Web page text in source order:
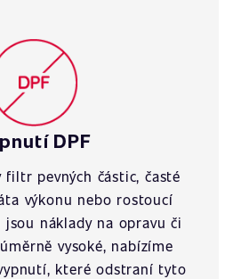
DPF
filtr pevných částic, časté
výkonu nebo rostoucí
jsou náklady na opravu či
vysoké, nabízíme
které odstraní tyto